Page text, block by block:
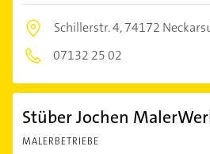
Schillerstr. 4,74172
07132 25 02
Stüber Jochen
MALERBETRIEBE